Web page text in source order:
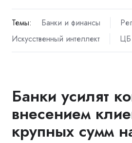
Темы: Банки и финансы
Искусственный интеллект
ЦБ
Банки усилят
внесением
крупных сумм